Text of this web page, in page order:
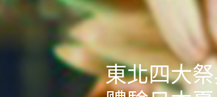
東北四大